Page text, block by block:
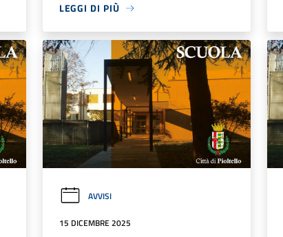
LEGGI DI PIÙ
AVVISI
15 DICEMBRE 2025